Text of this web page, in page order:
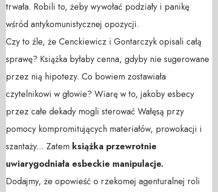
trwała. Robili to, żeby wywołać podziały i panikę
wśród antykomunistycznej opozycji.
Czy to źle, że Cenckiewicz i Gontarczyk opisali całą
sprawę? Książka byłaby cenna, gdyby nie sugerowane
przez nią hipotezy. Co bowiem zostawiała
czytelnikowi w głowie? Wiarę w to, jakoby esbecy
przez całe dekady mogli sterować Wałęsą przy
pomocy kompromitujących materiałów, prowokacji i
szantaży... Zatem książka przewrotnie
uwiarygodniała esbeckie manipulacje.
Dodajmy, że opowieść o rzekomej agenturalnej roli